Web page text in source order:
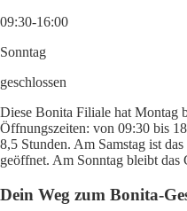
09:30-16:00
Sonntag
geschlossen
Diese Bonita Filiale hat Montag
Öffnungszeiten: von 09:30 bis
8,5 Stunden. Am Samstag ist
geöffnet. Am Sonntag bleibt das
Dein Weg zum Bonita-